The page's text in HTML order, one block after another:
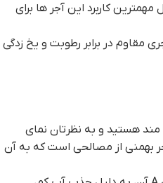
کاربرد این آجر ها برای
مقاوم در برابر رطوبت و یخ زدگی
مند هستید و به نظرتان نمای
بهمنی از مصالحی است که به آن